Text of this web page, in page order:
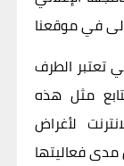
تعتبر الطرف
مثل هذه
لأغراض